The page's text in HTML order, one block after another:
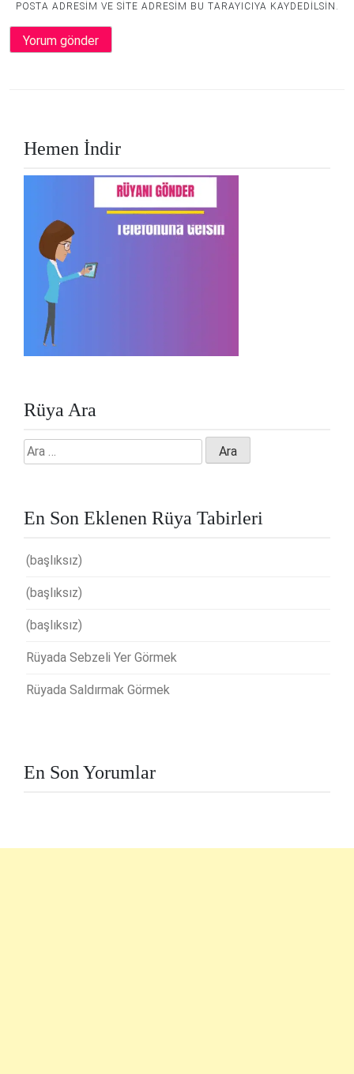
POSTA ADRESIM VE SITE ADRESIM BU TARAYICIYA KAYDEDILSIN.
Hemen İndir
Rüya Ara
Arama:
En Son Eklenen Rüya Tabirleri
(başlıksız)
(başlıksız)
(başlıksız)
Rüyada Sebzeli Yer Görmek
Rüyada Saldırmak Görmek
En Son Yorumlar